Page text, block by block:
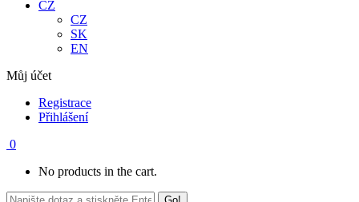
CZ
CZ
SK
EN
Můj účet
Registrace
Přihlášení
0
No products in the cart.